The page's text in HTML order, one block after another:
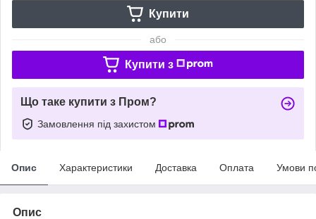
Купити
або
Купити з
Що таке купити з Пром?
Замовлення під захистом
Опис Характеристики Доставка Оплата Умови
Опис